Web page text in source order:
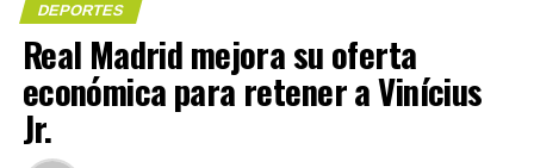
DON'T MISS
Oficial: Slavko Vincic pitará el encuentro de 16vos de
final de México
Me gusta esto:
DEPORTES
Real Madrid mejora su oferta
económica para retener a Vinícius
Jr.